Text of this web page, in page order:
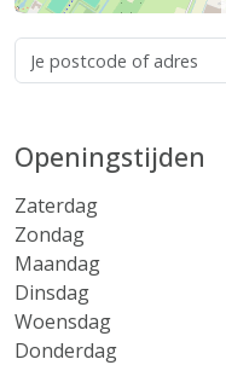
Openingstijden
Zaterdag
Zondag
Maandag
Dinsdag
Woensdag
Donderdag